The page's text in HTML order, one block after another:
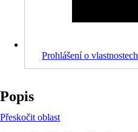
Prohlášení o vlastnostech
Popis
Přeskočit oblast